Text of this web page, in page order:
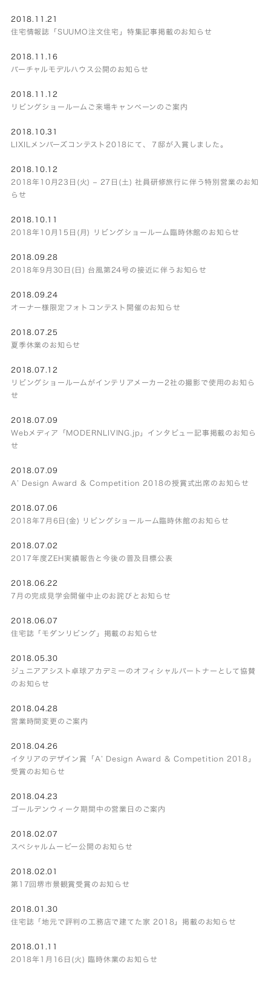
2018.11.21
住宅情報誌「SUUMO注文住宅」特集記事掲載のお知らせ
2018.11.16
バーチャルモデルハウス公開のお知らせ
2018.11.12
リビングショールームご来場キャンペーンのご案内
2018.10.31
LIXILメンバーズコンテスト2018にて、７邸が入賞しました。
2018.10.12
2018年10月23日(火) – 27日(土) 社員研修旅行に伴う特別営業のお知
らせ
2018.10.11
2018年10月15日(月) リビングショールーム臨時休館のお知らせ
2018.09.28
2018年9月30日(日) 台風第24号の接近に伴うお知らせ
2018.09.24
オーナー様限定フォトコンテスト開催のお知らせ
2018.07.25
夏季休業のお知らせ
2018.07.12
リビングショールームがインテリアメーカー2社の撮影で使用のお知ら
せ
2018.07.09
Webメディア「MODERNLIVING.jp」インタビュー記事掲載のお知ら
せ
2018.07.09
A’ Design Award & Competition 2018の授賞式出席のお知らせ
2018.07.06
2018年7月6日(金) リビングショールーム臨時休館のお知らせ
2018.07.02
2017年度ZEH実績報告と今後の普及目標公表
2018.06.22
7月の完成見学会開催中止のお詫びとお知らせ
2018.06.07
住宅誌「モダンリビング」掲載のお知らせ
2018.05.30
ジュニアアシスト卓球アカデミーのオフィシャルパートナーとして協賛
のお知らせ
2018.04.28
営業時間変更のご案内
2018.04.26
イタリアのデザイン賞「A’ Design Award & Competition 2018」
受賞のお知らせ
2018.04.23
ゴールデンウィーク期間中の営業日のご案内
2018.02.07
スペシャルムービー公開のお知らせ
2018.02.01
第17回堺市景観賞受賞のお知らせ
2018.01.30
住宅誌「地元で評判の工務店で建てた家 2018」掲載のお知らせ
2018.01.11
2018年1月16日(火) 臨時休業のお知らせ